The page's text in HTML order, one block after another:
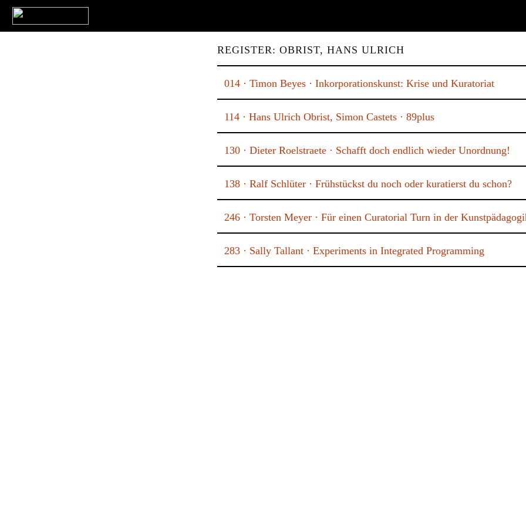
REGISTER: OBRIST, HANS ULRICH
014 · Timon Beyes · Inkorporationskunst: Krise und Kuratoriat
114 · Hans Ulrich Obrist, Simon Castets · 89plus
130 · Dieter Roelstraete · Schafft doch endlich wieder Unordnung!
138 · Ralf Schlüter · Frühstückst du noch oder kuratierst du schon?
246 · Torsten Meyer · Für einen Curatorial Turn in der
283 · Sally Tallant · Experiments in Integrated Programming